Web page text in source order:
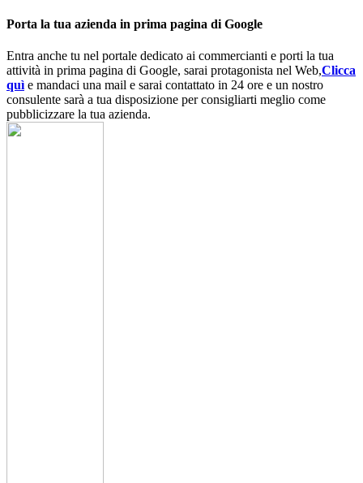
Porta la tua azienda in prima pagina di Google
Entra anche tu nel portale dedicato ai commercianti e porti la tua
attività in prima pagina di Google, sarai protagonista nel Web,Clicca
quì e mandaci una mail e sarai contattato in 24 ore e un nostro
consulente sarà a tua disposizione per consigliarti meglio come
pubblicizzare la tua azienda.